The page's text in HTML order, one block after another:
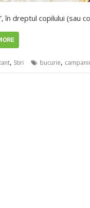
în dreptul copilului (sau
, Stiri bucurie,